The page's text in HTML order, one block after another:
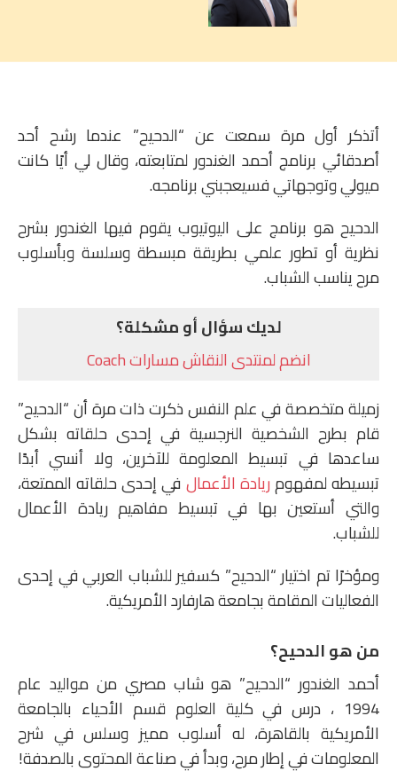
أتذكر أول مرة سمعت عن “الدحيح” عندما رشح أحد
أصدقائي برنامج أحمد الغندور لمتابعته، وقال لي أيًا كانت
ميولي وتوجهاتي فسيعجبني برنامجه.
الدحيح هو برنامج على اليوتيوب يقوم فيها الغندور بشرح
نظرية أو تطور علمي بطريقة مبسطة وسلسة وبأسلوب
مرح يناسب الشباب.
لديك سؤال أو مشكلة؟
انضم لمنتدى النقاش مسارات Coach
زميلة متخصصة في علم النفس ذكرت ذات مرة أن “الدحيح”
قام بطرح الشخصية النرجسية في إحدى حلقاته بشكل
ساعدها في تبسيط المعلومة للآخرين، ولا أنسي أبدًا
تبسيطه لمفهومريادة الأعمال في إحدى حلقاته الممتعة،
والتي أستعين بها في تبسيط مفاهيم ريادة الأعمال
للشباب.
ومؤخرًا تم اختيار “الدحيح” كسفير للشباب العربي في إحدى
الفعاليات المقامة بجامعة هارفارد الأمريكية.
من هو الدحيح؟
أحمد الغندور “الدحيح” هو شاب مصري من مواليد عام
1994 ، درس في كلية العلوم قسم الأحياء بالجامعة
الأمريكية بالقاهرة، له أسلوب مميز وسلس في شرح
المعلومات في إطار مرح، وبدأ في صناعة المحتوى بالصدفة!